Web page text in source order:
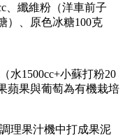
、纖維粉（洋車前子
）、原色冰糖100克
水1500cc+小蘇打粉20
蘋果與葡萄為有機栽培
理果汁機中打成果泥